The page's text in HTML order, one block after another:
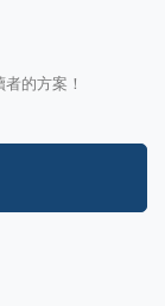
的方案！